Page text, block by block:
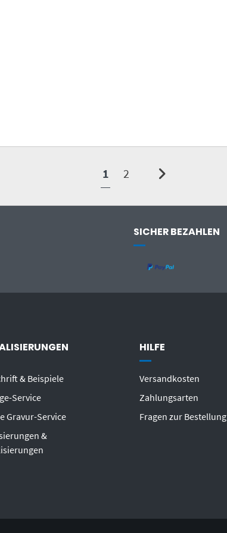
1 2
SICHER BEZAHLEN
& Beispiele
Service
Gravur-Service
&
HILFE
Versandkosten
Zahlungsarten
Fragen zur Bestellung